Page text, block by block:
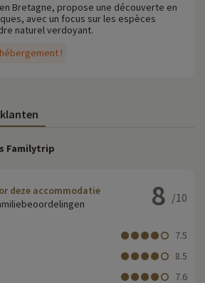
!
Bretagne, propose une découverte en
avec un focus sur les espèces
naturel verdoyant.
Familytrip
deze accommodatie
8 /10
7.5
8.5
7.6